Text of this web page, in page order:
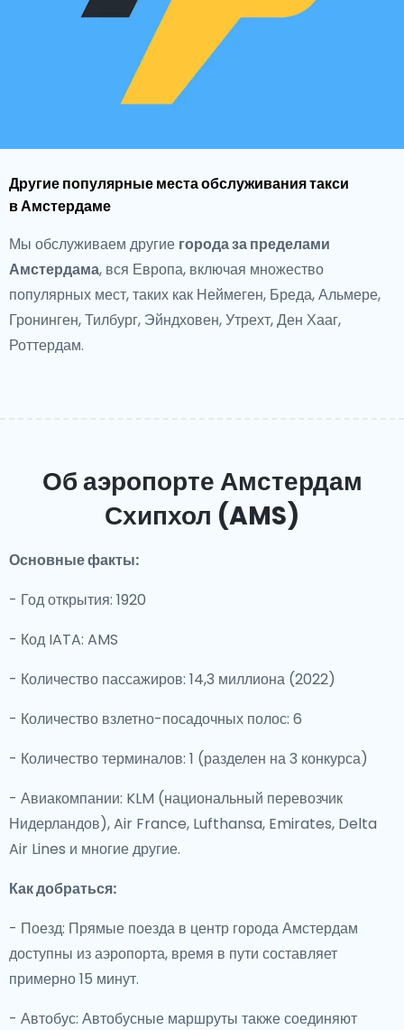
Другие популярные места обслуживания такси
в Амстердаме
Мы обслуживаем другие города за пределами
Амстердама, вся Европа, включая множество
популярных мест, таких как Неймеген, Бреда, Альмере,
Гронинген, Тилбург, Эйндховен, Утрехт, Ден Хааг,
Роттердам.
Об аэропорте Амстердам
Схипхол (AMS)
Основные факты:
- Год открытия: 1920
- Код IATA: AMS
- Количество пассажиров: 14,3 миллиона (2022)
- Количество взлетно-посадочных полос: 6
- Количество терминалов: 1 (разделен на 3 конкурса)
- Авиакомпании: KLM (национальный перевозчик
Нидерландов), Air France, Lufthansa, Emirates, Delta
Air Lines и многие другие.
Как добраться:
- Поезд: Прямые поезда в центр города Амстердам
доступны из аэропорта, время в пути составляет
примерно 15 минут.
- Автобус: Автобусные маршруты также соединяют